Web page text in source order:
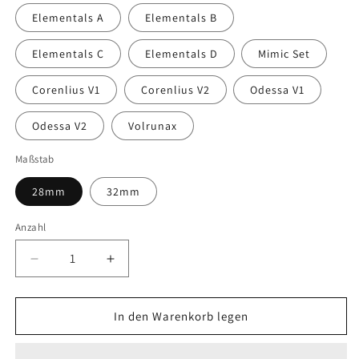
Elementals A Elementals B
Elementals C Elementals D Mimic Set
Corenlius V1 Corenlius V2 Odessa V1
Odessa V2 Volrunax
Maßstab
28mm 32mm
Anzahl
Anzahl
Verringere
die
Menge
Arcanist
Erhöhe
die
Menge
für
Arcanist
In den Warenkorb legen